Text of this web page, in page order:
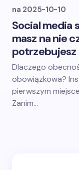
na 2025-10-10
Social media
masz na nie
potrzebujesz
Dlaczego
obowiązkowa?
pierwszym
Zanim…